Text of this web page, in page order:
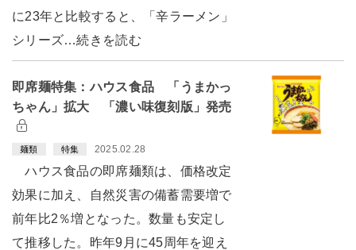
に23年と比較すると、「辛ラーメン」
シリーズ…続きを読む
即席麺特集：ハウス食品 「うまかっ
ちゃん」拡大 「濃い味復刻版」発売
麺類 特集 2025.02.28
ハウス食品の即席麺類は、価格改定
効果に加え、自然災害の備蓄需要増で
前年比2％増となった。数量も安定し
て推移した。昨年9月に45周年を迎え